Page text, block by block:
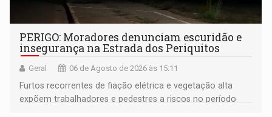
PERIGO: Moradores denunciam escuridão e
insegurança na Estrada dos Periquitos
Geral 06 de Agosto de 2026 às 15:11
Furtos recorrentes de fiação elétrica e vegetação alta
expõem trabalhadores e pedestres a riscos no período